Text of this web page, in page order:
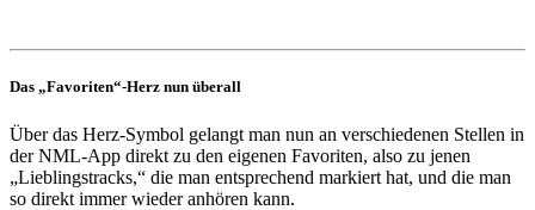
Das „Favoriten“-Herz nun überall
Über das Herz-Symbol gelangt man nun an verschiedenen Stellen in
der NML-App direkt zu den eigenen Favoriten, also zu jenen
„Lieblingstracks,“ die man entsprechend markiert hat, und die man
so direkt immer wieder anhören kann.